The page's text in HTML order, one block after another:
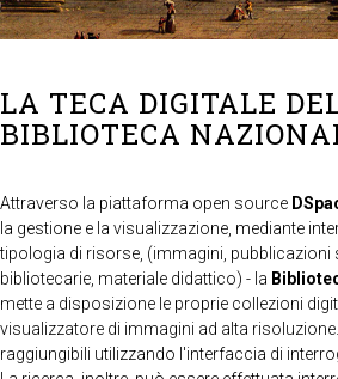
LA TECA DIGITALE
BIBLIOTECA
Attraverso la piattaforma open source
la gestione e la visualizzazione, mediante
tipologia di risorse, (immagini, pubblicazioni
bibliotecarie, materiale didattico) - la
mette a disposizione le proprie collezioni
visualizzatore di immagini ad alta
raggiungibili utilizzando l'interfaccia di